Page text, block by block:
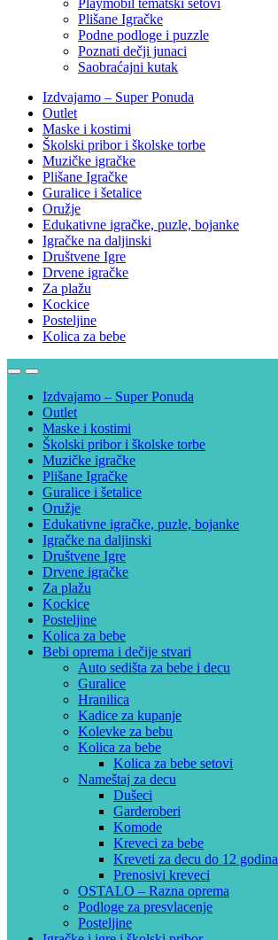
Playmobil tematski setovi
Plišane Igračke
Podne podloge i puzzle
Poznati dečji junaci
Saobraćajni kutak
Izdvajamo – Super Ponuda
Outlet
Maske i kostimi
Školski pribor i školske torbe
Muzičke igračke
Plišane Igračke
Guralice i šetalice
Oružje
Edukativne igračke, puzle, bojanke
Igračke na daljinski
Društvene Igre
Drvene igračke
Za plažu
Kockice
Posteljine
Kolica za bebe
Izdvajamo – Super Ponuda
Outlet
Maske i kostimi
Školski pribor i školske torbe
Muzičke igračke
Plišane Igračke
Guralice i šetalice
Oružje
Edukativne igračke, puzle, bojanke
Igračke na daljinski
Društvene Igre
Drvene igračke
Za plažu
Kockice
Posteljine
Kolica za bebe
Bebi oprema i dečije stvari
Auto sedišta za bebe i decu
Guralice
Hranilica
Kadice za kupanje
Kolevke za bebu
Kolica za bebe
Kolica za bebe setovi
Nameštaj za decu
Dušeci
Garderoberi
Komode
Kreveci za bebe
Kreveti za decu do 12 godina
Prenosivi kreveci
OSTALO – Razna oprema
Podloge za presvlacenje
Posteljine